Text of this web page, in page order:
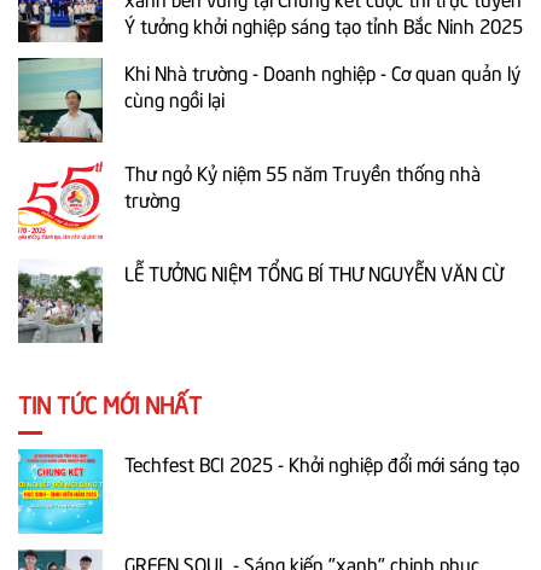
Ý tưởng khởi nghiệp sáng tạo tỉnh Bắc Ninh 2025
Khi Nhà trường - Doanh nghiệp - Cơ quan quản lý
cùng ngồi lại
Thư ngỏ Kỷ niệm 55 năm Truyền thống nhà
trường
LỄ TƯỞNG NIỆM TỔNG BÍ THƯ NGUYỄN VĂN CỪ
TIN TỨC MỚI NHẤT
Techfest BCI 2025 - Khởi nghiệp đổi mới sáng tạo
GREEN SOUL - Sáng kiến "xanh" chinh phục